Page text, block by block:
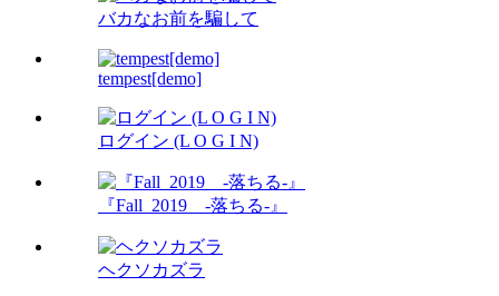
バカなお前を騙して
tempest[demo]
ログイン (L O G I N)
『Fall_2019 -落ちる-』
ヘクソカズラ